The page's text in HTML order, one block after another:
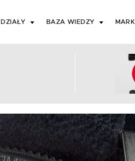
DZIAŁY BAZA WIEDZY MARKI